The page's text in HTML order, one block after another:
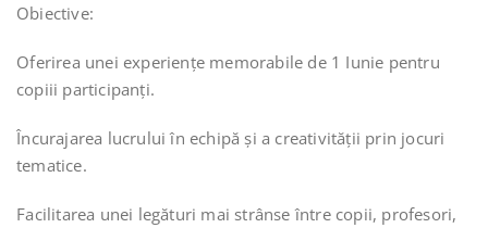
Obiective:
️Oferirea unei experiențe memorabile de 1 Iunie pentru
copiii participanți.
️Încurajarea lucrului în echipă și a creativității prin jocuri
tematice.
️Facilitarea unei legături mai strânse între copii, profesori,